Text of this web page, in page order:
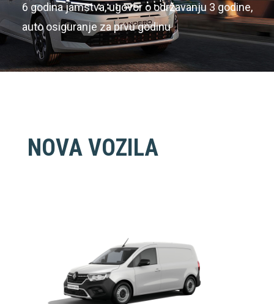
Uz bonus do 2.500€ i 500€ za gorivo uz Petrol
karticu vjernosti
NOVA VOZILA